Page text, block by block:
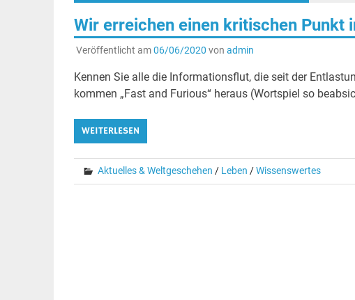
Wir erreichen einen kritischen Punkt
Veröffentlicht am06/06/2020 von admin
Kennen Sie alle die Informationsflut, die seit der
kommen „Fast and Furious“ heraus (Wortspiel so
WEITERLESEN
Aktuelles & Weltgeschehen / Leben /Wissenswertes